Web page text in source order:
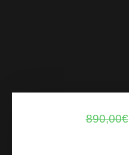
890,00€